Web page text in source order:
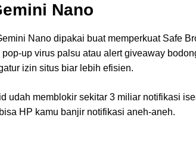
Nano
Nano dipakai buat memperkuat Safe
up virus palsu atau alert giveaway
izin situs biar lebih efisien.
udah memblokir sekitar 3 miliar notifikasi
HP kamu banjir notifikasi aneh-aneh.